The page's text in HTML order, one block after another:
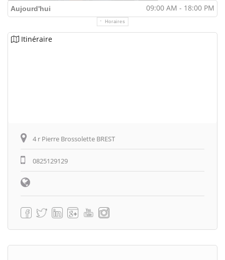
Aujourd'hui 09:00 AM - 18:00 PM
Horaires
Itinéraire
4 r Pierre Brossolette BREST
0825129129